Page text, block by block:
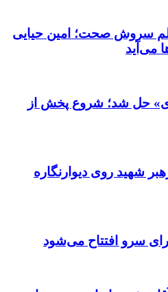
سروش صحت؛ امین حیایی
می‌آید
حل شد؛ شروع پخش از
شهید روی دیوارنگاره
سرو افتتاح می‌شود